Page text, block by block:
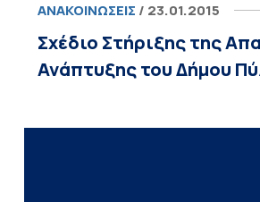
ΑΝΑΚΟΙΝΏΣΕΙΣ / 23.01.2015
Σχέδιο Στήριξης της
Ανάπτυξης του Δήμου